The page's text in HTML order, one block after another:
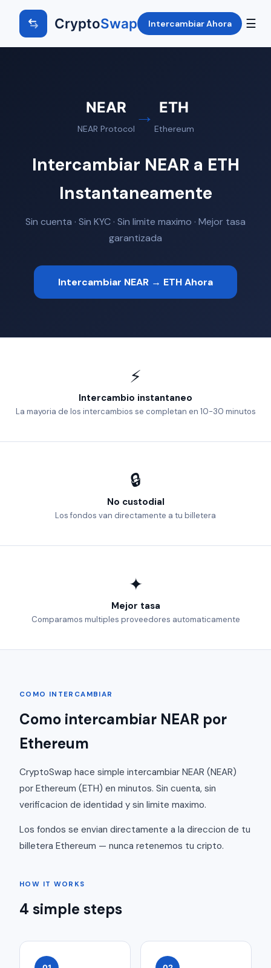
CryptoSwap Intercambiar Ahora ☰
NEAR
NEAR Protocol
→ ETH
Ethereum
Intercambiar NEAR a ETH
Instantaneamente
Sin cuenta · Sin KYC · Sin limite maximo · Mejor tasa
garantizada
Intercambiar NEAR → ETH Ahora
⚡
Intercambio instantaneo
La mayoria de los intercambios se completan en 10-30 minutos
🔒
No custodial
Los fondos van directamente a tu billetera
✦
Mejor tasa
Comparamos multiples proveedores automaticamente
COMO INTERCAMBIAR
Como intercambiar NEAR por
Ethereum
CryptoSwap hace simple intercambiar NEAR (NEAR)
por Ethereum (ETH) en minutos. Sin cuenta, sin
verificacion de identidad y sin limite maximo.
Los fondos se envian directamente a la direccion de tu
billetera Ethereum — nunca retenemos tu cripto.
HOW IT WORKS
4 simple steps